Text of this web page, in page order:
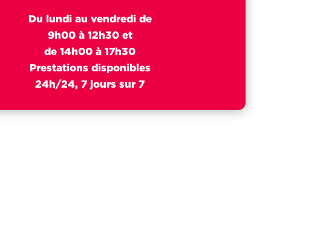
Du lundi au vendredi de
9h00 à 12h30 et
de 14h00 à 17h30
Prestations disponibles
24h/24, 7 jours sur 7